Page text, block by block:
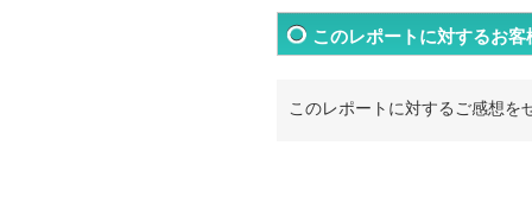
このレポートに対するお客
このレポートに対するご感想を